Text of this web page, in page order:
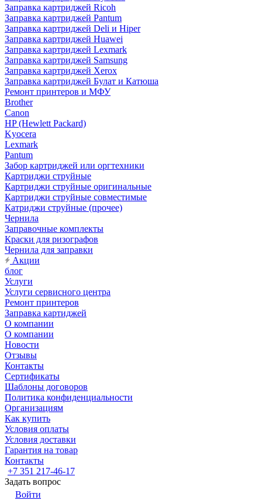
Заправка картриджей Ricoh
Заправка картриджей Pantum
Заправка картриджей Deli и Hiper
Заправка картриджей Huawei
Заправка картриджей Lexmark
Заправка картриджей Samsung
Заправка картриджей Xerox
Заправка картриджей Булат и Катюша
Ремонт принтеров и МФУ
Brother
Canon
HP (Hewlett Packard)
Kyocera
Lexmark
Pantum
Забор картриджей или оргтехники
Картриджи струйные
Картриджи струйные оригинальные
Картриджи струйные совместимые
Катриджи струйные (прочее)
Чернила
Заправочные комплекты
Краски для ризографов
Чернила для заправки
Акции
блог
Услуги
Услуги сервисного центра
Ремонт принтеров
Заправка картиджей
О компании
О компании
Новости
Отзывы
Контакты
Сертификаты
Шаблоны договоров
Политика конфиденциальности
Организациям
Как купить
Условия оплаты
Условия доставки
Гарантия на товар
Контакты
+7 351 217-46-17
Задать вопрос
Войти